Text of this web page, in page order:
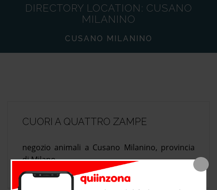
DIRECTORY LOCATION: CUSANO
MILANINO
CUSANO MILANINO
CUORI A QUATTRO ZAMPE
negozio animali a Cusano Milanino, provincia
di Milano